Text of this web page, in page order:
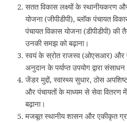
सतत विकास लक्ष्यों के स्थानीयकरण
योजना (जीपीडीपी), ब्लॉक पंचायत
पंचायत विकास योजना (डीपीडीपी) की
उनकी समझ को बढ़ाना।
स्वयं के स्रोत राजस्व (ओएसआर) और
अनुदान के पर्याप्‍त उपयोग द्वारा
जेंडर मुद्दों, स्वास्थ्य सुधार, ठोस
और पंचायतों के माध्यम से सेवा वितरण
बढ़ाना।
मजबूत स्थानीय शासन और एकीकृत